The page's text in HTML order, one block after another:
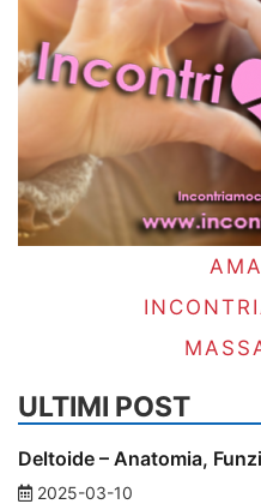
ULTIMI POST
Deltoide – Anatomia,
2025-03-10